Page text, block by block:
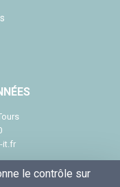
it.fr
le contrôle sur